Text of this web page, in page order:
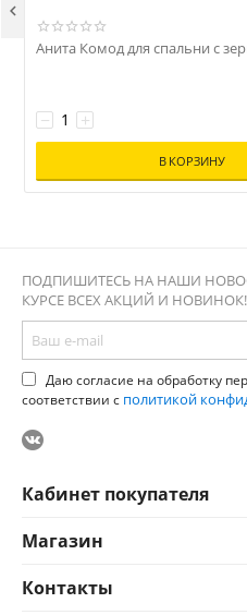
Анита Комод для спальни с
+
−
В КОРЗИНУ

ПОДПИШИТЕСЬ НА НАШИ
КУРСЕ ВСЕХ АКЦИЙ И НОВИНОК!
Даю согласие на обработку
соответствии с политикой
Кабинет покупателя
Магазин
Контакты